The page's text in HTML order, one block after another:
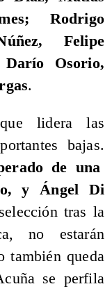
Rodrigo
Felipe
Osorio,
.
lidera las
bajas.
de una
y Ángel Di
tras la
no estarán
también queda
se perfila